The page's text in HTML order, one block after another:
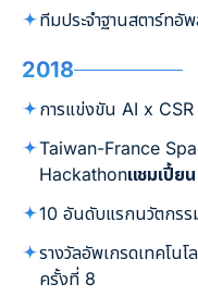
ทีมประจำฐานสตาร์ทอัพ
2018
การแข่งขัน AI x
Taiwan-France
Hackathonแชมเปี้ยน
10 อันดับแรกนวัตกร
รางวัลอัพเกรดเทคโน
ครั้งที่ 8